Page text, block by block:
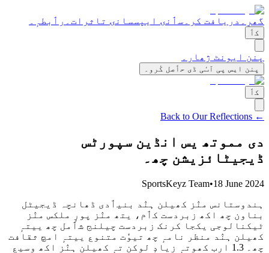
گھرٕ۔ دریافت کر۔ سٲنۍ ایپس سانۍ تاثرات۔ رٲبطہٕ۔
کٲ
پنن ایونٹ ژھار۔
پنن ایس پی آٮٔی ڈی حٲصل کٔرو۔
کٲ
← Back to Our Reflections
دی مموتھ یس انڈین سپورٹس
ڈیجیٹائزیشن چھ۔
SportsKeyz Team•18 June 2024
ہندوستانس منٛز کھیلن ہنٛد بنیٲدی ڈھانچہ ڈیجیٹل
بناون چھ اکھ زبردست کٲم، یتھ منٛز پورٕ ملکس منٛز
ٹیکنالوجی یکجا کرنک زبردست چیلنج شٲمل چھ ییتہٕ
کھیلن ہنٛد منظر نامہٕ چھ تیوٗت متنوع ییتہٕ امچ ثقافت
چھ۔ 1.3 ارب کھوتہٕ زیادٕ لوکن تہٕ کھیلن ہنٛز اکھ وسیع